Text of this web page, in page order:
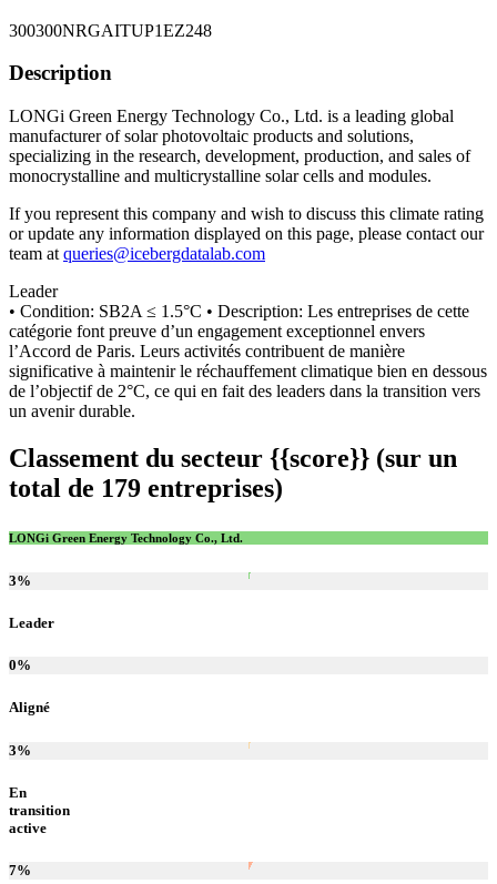
300300NRGAITUP1EZ248
Description
LONGi Green Energy Technology Co., Ltd. is a leading global
manufacturer of solar photovoltaic products and solutions,
specializing in the research, development, production, and sales of
monocrystalline and multicrystalline solar cells and modules.
If you represent this company and wish to discuss this climate rating
or update any information displayed on this page, please contact our
team at queries@icebergdatalab.com
Leader
• Condition: SB2A ≤ 1.5°C • Description: Les entreprises de cette
catégorie font preuve d’un engagement exceptionnel envers
l’Accord de Paris. Leurs activités contribuent de manière
significative à maintenir le réchauffement climatique bien en dessous
de l’objectif de 2°C, ce qui en fait des leaders dans la transition vers
un avenir durable.
Classement du secteur {{score}} (sur un
total de 179 entreprises)
LONGi Green Energy Technology Co., Ltd.
3%
Leader
0%
Aligné
3%
En
transition
active
7%